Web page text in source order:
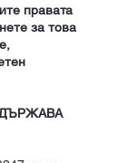
правата
за това